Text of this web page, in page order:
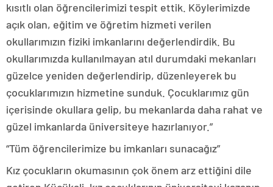
kısıtlı olan öğrencilerimizi tespit ettik. Köylerimizde
açık olan, eğitim ve öğretim hizmeti verilen
okullarımızın fiziki imkanlarını değerlendirdik. Bu
okullarımızda kullanılmayan atıl durumdaki mekanları
güzelce yeniden değerlendirip, düzenleyerek bu
çocuklarımızın hizmetine sunduk. Çocuklarımız gün
içerisinde okullara gelip, bu mekanlarda daha rahat ve
güzel imkanlarda üniversiteye hazırlanıyor.”
“Tüm öğrencilerimize bu imkanları sunacağız”
Kız çocukların okumasının çok önem arz ettiğini dile